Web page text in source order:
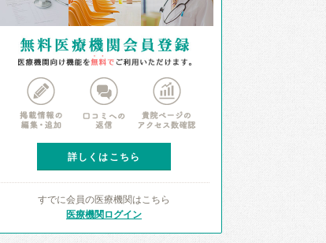
詳しくはこちら
すでに会員の医療機関はこちら
医療機関ログイン